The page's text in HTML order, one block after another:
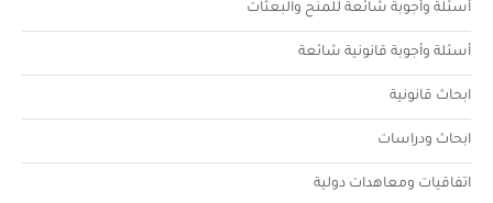
أسئلة وأجوبة شائعة للمنح والبعثات
أسئلة وأجوبة قانونية شائعة
ابحاث قانونية
ابحاث ودراسات
اتفاقيات ومعاهدات دولية